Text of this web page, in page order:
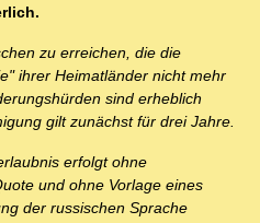
zu erreichen, die die
ihrer Heimatländer nicht mehr
sind erheblich
gilt zunächst für drei Jahre.
erfolgt ohne
und ohne Vorlage eines
der russischen Sprache